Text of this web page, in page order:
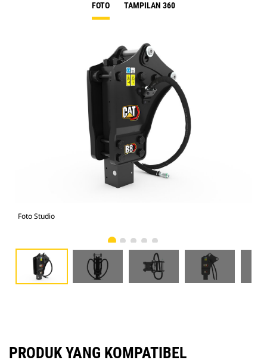
FOTO TAMPILAN 360
Foto Studio
PRODUK YANG KOMPATIBEL